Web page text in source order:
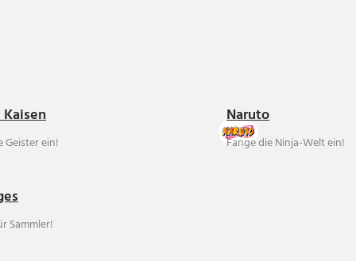
Geister ein!
Naruto
Fange die Ninja-Welt ein!
Sammler!